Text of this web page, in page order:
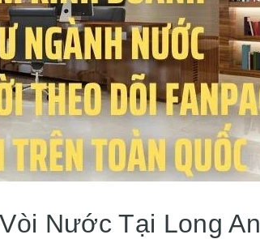
Nước Tại Long An